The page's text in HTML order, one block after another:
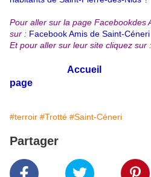
Pour aller sur la page Facebookdes
sur : Facebook Amis de Saint-Céneri
Et pour aller sur leur site cliquez sur :
Accueil
page
#terroir #Trotté #Saint-Céneri
Partager